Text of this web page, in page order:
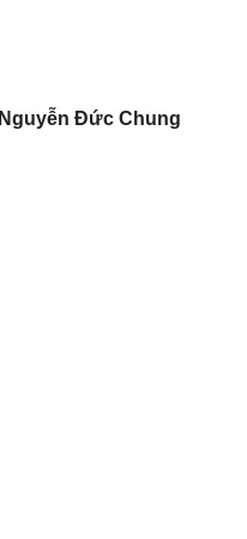
Nguyễn Đức Chung